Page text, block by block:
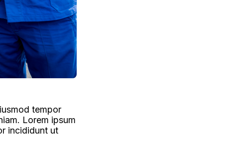
tempor
Lorem ipsum
incididunt ut